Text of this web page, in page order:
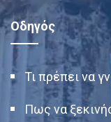
Οδηγός
Τι πρέπει να
Πως να